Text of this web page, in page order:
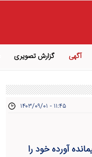
آگهی گزارش تصویری
۱۴۰۳/۰۹/۰۱ - ۱۱:۴۵
ماهه باقیمانده آورده خود را